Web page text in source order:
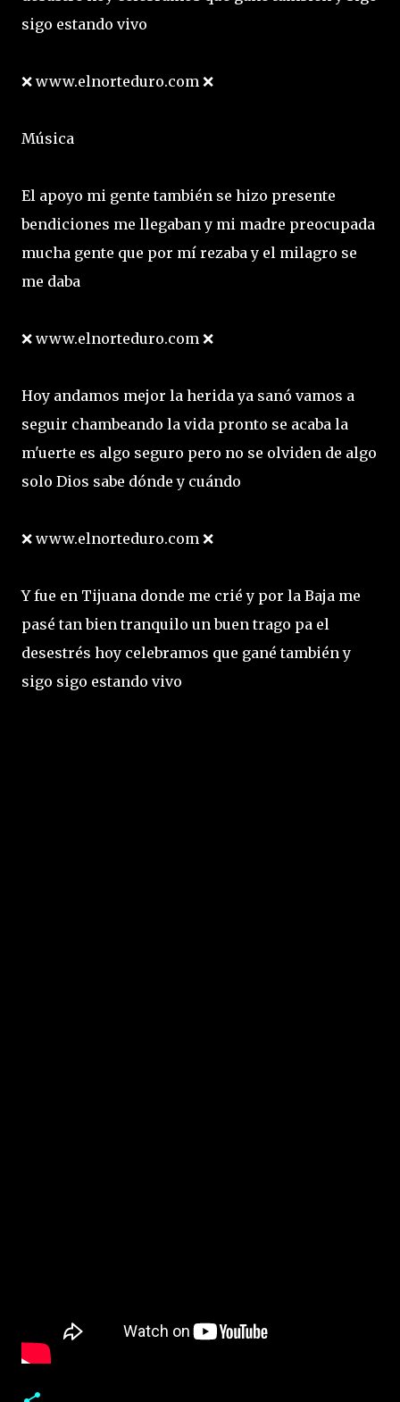
sigo estando vivo
❌ www.elnorteduro.com ❌
Música
El apoyo mi gente también se hizo presente
bendiciones me llegaban y mi madre preocupada
mucha gente que por mí rezaba y el milagro se
me daba
❌ www.elnorteduro.com ❌
Hoy andamos mejor la herida ya sanó vamos a
seguir chambeando la vida pronto se acaba la
m'uerte es algo seguro pero no se olviden de algo
solo Dios sabe dónde y cuándo
❌ www.elnorteduro.com ❌
Y fue en Tijuana donde me crié y por la Baja me
pasé tan bien tranquilo un buen trago pa el
desestrés hoy celebramos que gané también y
sigo sigo estando vivo